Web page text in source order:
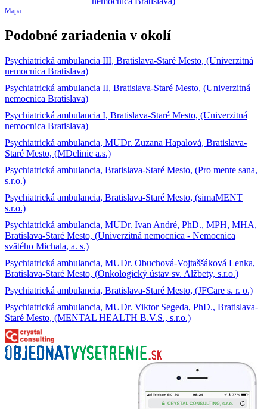
Mapa
Podobné zariadenia v okolí
Psychiatrická ambulancia III, Bratislava-Staré Mesto, (Univerzitná
nemocnica Bratislava)
Psychiatrická ambulancia II, Bratislava-Staré Mesto, (Univerzitná
nemocnica Bratislava)
Psychiatrická ambulancia I, Bratislava-Staré Mesto, (Univerzitná
nemocnica Bratislava)
Psychiatrická ambulancia, MUDr. Zuzana Hapalová, Bratislava-
Staré Mesto, (MDclinic a.s.)
Psychiatrická ambulancia, Bratislava-Staré Mesto, (Pro mente sana,
s.r.o.)
Psychiatrická ambulancia, Bratislava-Staré Mesto, (simaMENT
s.r.o.)
Psychiatrická ambulancia, MUDr. Ivan André, PhD., MPH, MHA,
Bratislava-Staré Mesto, (Univerzitná nemocnica - Nemocnica
svätého Michala, a. s.)
Psychiatrická ambulancia, MUDr. Obuchová-Vojtaššáková Lenka,
Bratislava-Staré Mesto, (Onkologický ústav sv. Alžbety, s.r.o.)
Psychiatrická ambulancia, Bratislava-Staré Mesto, (JFCare s. r. o.)
Psychiatrická ambulancia, MUDr. Viktor Segeda, PhD., Bratislava-
Staré Mesto, (MENTAL HEALTH B.V.S., s.r.o.)